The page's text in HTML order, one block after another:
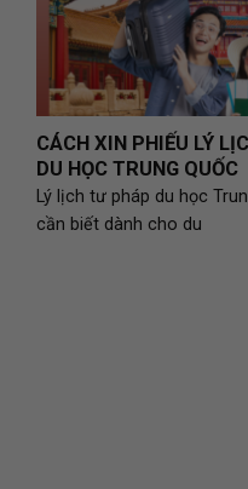
CÁCH XIN PHIẾU LÝ
DU HỌC TRUNG QUỐC
Lý lịch tư pháp du học
cần biết dành cho du